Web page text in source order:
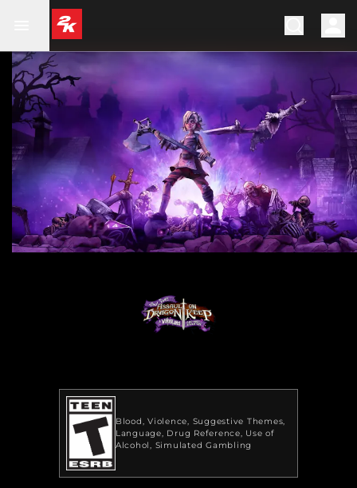
Blood Violence Suggestive Themes
Language
Drug Reference
Use of
Alcohol Simulated Gambling